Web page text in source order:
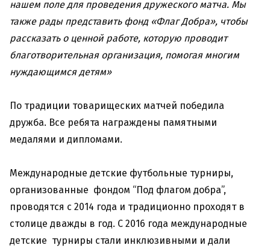
нашем поле для проведения дружеского матча. Мы
также рады представить фонд «Флаг Добра», чтобы
рассказать о ценной работе, которую проводит
благотворительная организация, помогая многим
нуждающимся детям»
По традиции товарищеских матчей победила
дружба. Все ребята награждены памятными
медалями и дипломами.
Международные детские футбольные турниры,
организованные фондом “Под флагом добра”,
проводятся с 2014 года и традиционно проходят в
столице дважды в год. С 2016 года международные
детские турниры стали инклюзивными и дали